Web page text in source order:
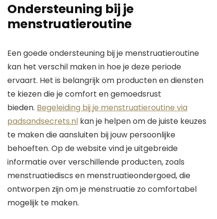
Ondersteuning bij je
menstruatieroutine
Een goede ondersteuning bij je menstruatieroutine
kan het verschil maken in hoe je deze periode
ervaart. Het is belangrijk om producten en diensten
te kiezen die je comfort en gemoedsrust
bieden. Begeleiding bij je menstruatieroutine via
padsandsecrets.nl kan je helpen om de juiste keuzes
te maken die aansluiten bij jouw persoonlijke
behoeften. Op de website vind je uitgebreide
informatie over verschillende producten, zoals
menstruatiediscs en menstruatieondergoed, die
ontworpen zijn om je menstruatie zo comfortabel
mogelijk te maken.